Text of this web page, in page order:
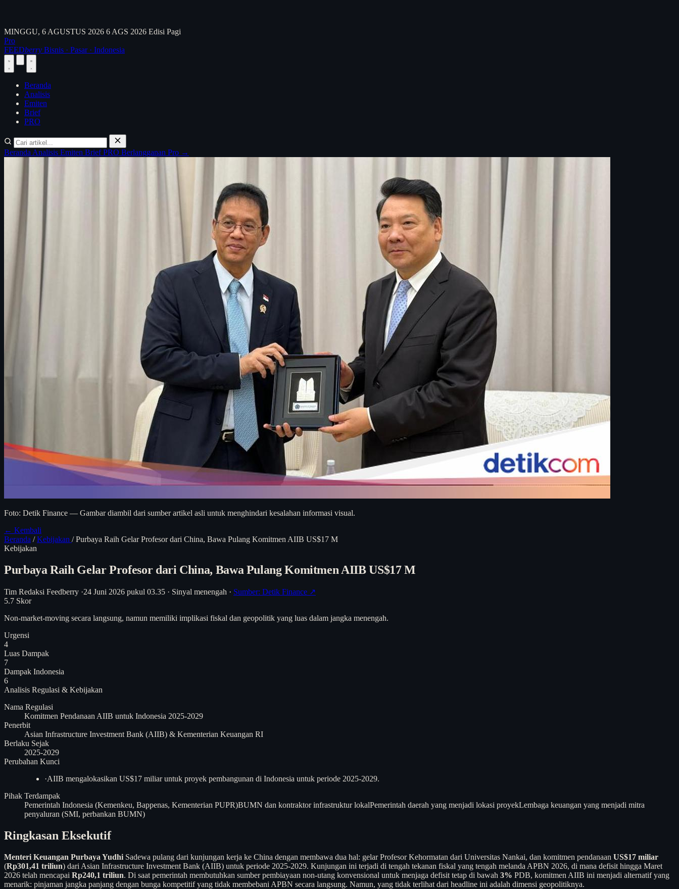
MINGGU, 6 AGUSTUS 2026 6 AGS 2026 Edisi Pagi
Pro
FEEDberry Bisnis · Pasar · Indonesia
Beranda
Analisis
Emiten
Brief
PRO
Beranda Analisis Emiten BriefPRO Berlangganan Pro →
Foto: Detik Finance — Gambar diambil dari sumber artikel asli untuk menghindari kesalahan informasi visual.
← Kembali
Beranda / Kebijakan / Purbaya Raih Gelar Profesor dari China, Bawa Pulang Komitmen AIIB US$17 M
Kebijakan
Purbaya Raih Gelar Profesor dari China, Bawa Pulang Komitmen AIIB US$17 M
Tim Redaksi Feedberry ·24 Juni 2026 pukul 03.35 · Sinyal menengah · Sumber: Detik Finance ↗
5.7 Skor
Non-market-moving secara langsung, namun memiliki implikasi fiskal dan geopolitik yang luas dalam jangka menengah.
Urgensi
4
Luas Dampak
7
Dampak Indonesia
6
Analisis Regulasi & Kebijakan
Nama Regulasi
Komitmen Pendanaan AIIB untuk Indonesia 2025-2029
Penerbit
Asian Infrastructure Investment Bank (AIIB) & Kementerian Keuangan RI
Berlaku Sejak
2025-2029
Perubahan Kunci
·AIIB mengalokasikan US$17 miliar untuk proyek pembangunan di Indonesia untuk periode 2025-2029.
Pihak Terdampak
Pemerintah Indonesia (Kemenkeu, Bappenas, Kementerian PUPR)BUMN dan kontraktor infrastruktur lokalPemerintah daerah yang menjadi lokasi proyekLembaga keuangan yang menjadi mitra
penyaluran (SMI, perbankan BUMN)
Ringkasan Eksekutif
Menteri Keuangan Purbaya Yudhi Sadewa pulang dari kunjungan kerja ke China dengan membawa dua hal: gelar Profesor Kehormatan dari Universitas Nankai, dan komitmen pendanaan US$17 miliar
(Rp301,41 triliun) dari Asian Infrastructure Investment Bank (AIIB) untuk periode 2025-2029. Kunjungan ini terjadi di tengah tekanan fiskal yang tengah melanda APBN 2026, di mana defisit hingga Maret
2026 telah mencapai Rp240,1 triliun. Di saat pemerintah membutuhkan sumber pembiayaan non-utang konvensional untuk menjaga defisit tetap di bawah 3% PDB, komitmen AIIB ini menjadi alternatif yang
menarik: pinjaman jangka panjang dengan bunga kompetitif yang tidak membebani APBN secara langsung. Namun, yang tidak terlihat dari headline ini adalah dimensi geopolitiknya.